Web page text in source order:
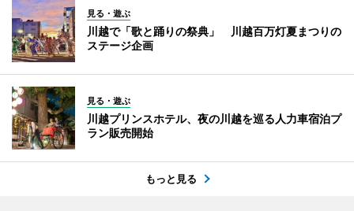
見る・遊ぶ
川越で「歌と踊りの祭典」 川越百万灯夏まつりの
ステージ企画
見る・遊ぶ
川越プリンスホテル、夜の川越を巡る人力車宿泊プ
ラン販売開始
もっと見る